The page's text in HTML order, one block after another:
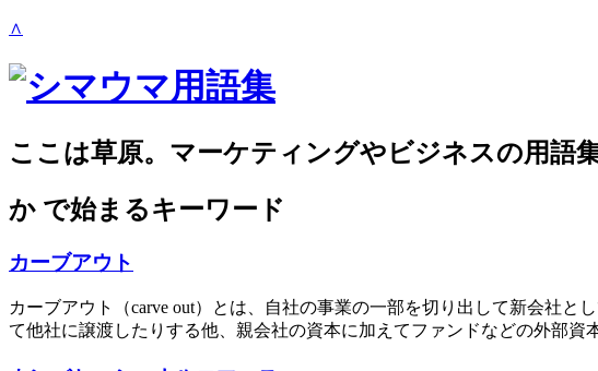
∧
ここは草原。マーケティングやビジネスの用語集
か で始まるキーワード
カーブアウト
カーブアウト（carve out）とは、自社の事業の一部を切り出して新会社
て他社に譲渡したりする他、親会社の資本に加えてファンドなどの外部